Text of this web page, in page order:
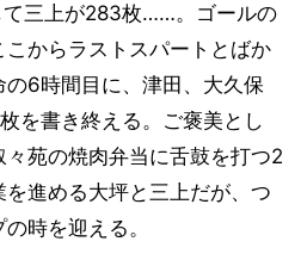
三上が283枚……。ゴールの
からラストスパートとばか
の6時間目に、津田、大久保
を書き終える。ご褒美とし
苑の焼肉弁当に舌鼓を打つ2
進める大坪と三上だが、つ
時を迎える。